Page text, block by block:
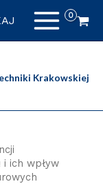
Krakowskiej
i ich wpływ